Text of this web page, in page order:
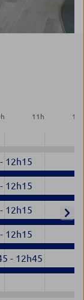
h 11 h 12
- 12h15
- 12h15
- 12h15
- 12h15
- 12h45